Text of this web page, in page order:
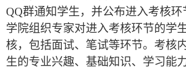
QQ群通知学生，并公布进入考核环
学院组织专家对进入考核环节的学
核，包括面试、笔试等环节。考核
生的专业兴趣、基础知识、学习能